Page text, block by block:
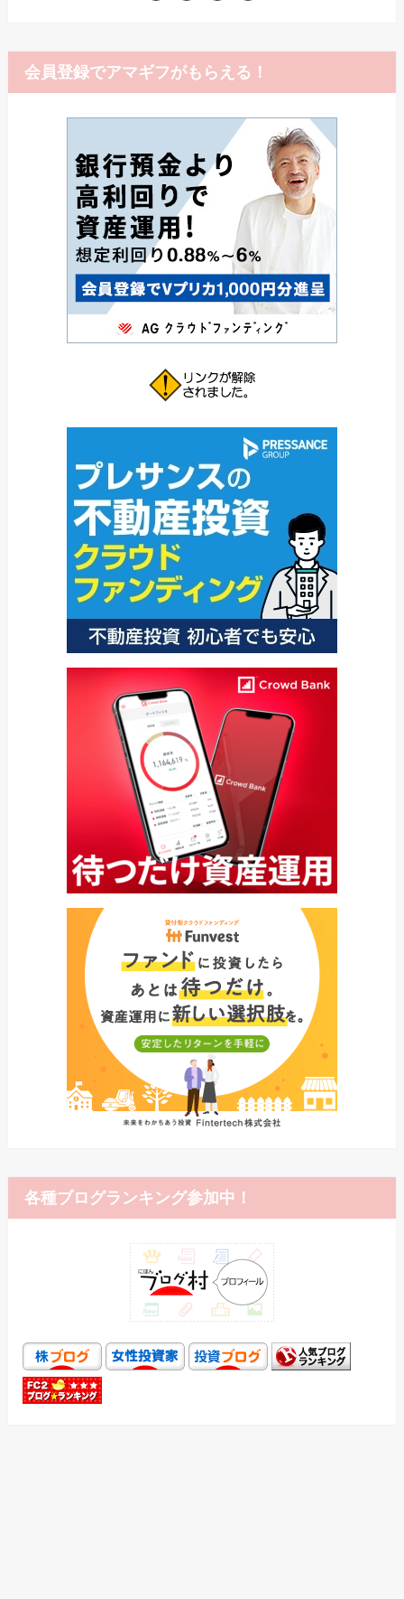
会員登録でアマギフがもらえる！
各種ブログランキング参加中！